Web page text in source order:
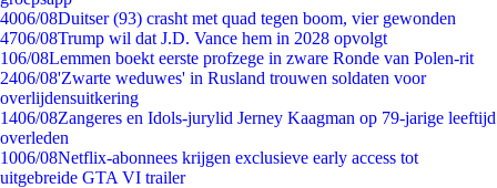
4006/08Duitser (93) crasht met quad tegen boom, vier gewonden
4706/08Trump wil dat J.D. Vance hem in 2028 opvolgt
106/08Lemmen boekt eerste profzege in zware Ronde van Polen-rit
2406/08'Zwarte weduwes' in Rusland trouwen soldaten voor
overlijdensuitkering
1406/08Zangeres en Idols-jurylid Jerney Kaagman op 79-jarige leeftijd
overleden
1006/08Netflix-abonnees krijgen exclusieve early access tot
uitgebreide GTA VI trailer